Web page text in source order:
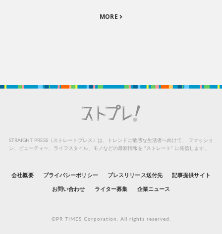
MORE
STRAIGHT PRESS（ストレートプレス）は、トレンドに敏感な生活者へ向けて、
ファッショ
ン、ビューティー、ライフスタイル、モノなどの最新情報を “ストレート” に発信します。
会社概要 プライバシーポリシー プレスリリース送付先 記事提供サイト
お問い合わせ ライター募集 企業ニュース
©PR TIMES Corporation. All rights reserved.